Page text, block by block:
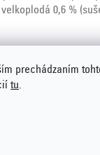
prechádzaním
tu.
0,6 %